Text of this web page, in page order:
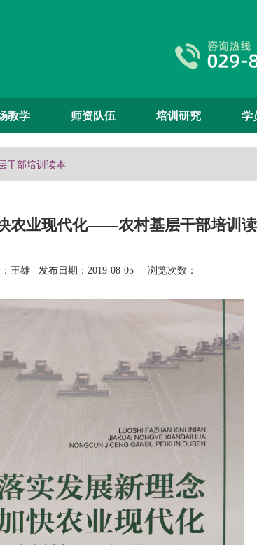
教学 师资队伍 培训研究 学
干部培训读本
农业现代化——农村基层干部培训
王雄 发布日期：2019-08-05 浏览次数：